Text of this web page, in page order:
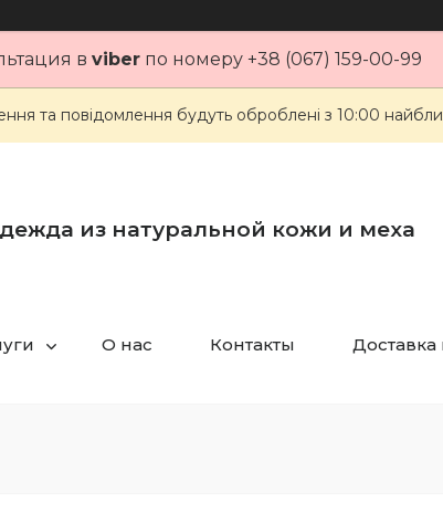
в viberпо номеру +38 (067) 159-00-99
та повідомлення будуть оброблені з 10:00
из натуральной кожи и меха
О нас Контакты Доставка